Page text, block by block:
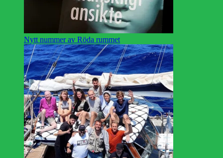
Nytt nummer av Röda rummet